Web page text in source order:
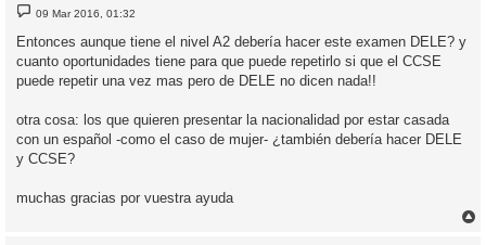
M
e
s
a
e
09 Mar 2016, 01:32
Entonces aunque tiene el nivel A2 debería hacer este examen DELE? y
cuanto oportunidades tiene para que puede repetirlo si que el CCSE
puede repetir una vez mas pero de DELE no dicen nada!!
otra cosa: los que quieren presentar la nacionalidad por estar casada
con un español -como el caso de mujer- ¿también debería hacer DELE
y CCSE?
muchas gracias por vuestra ayuda